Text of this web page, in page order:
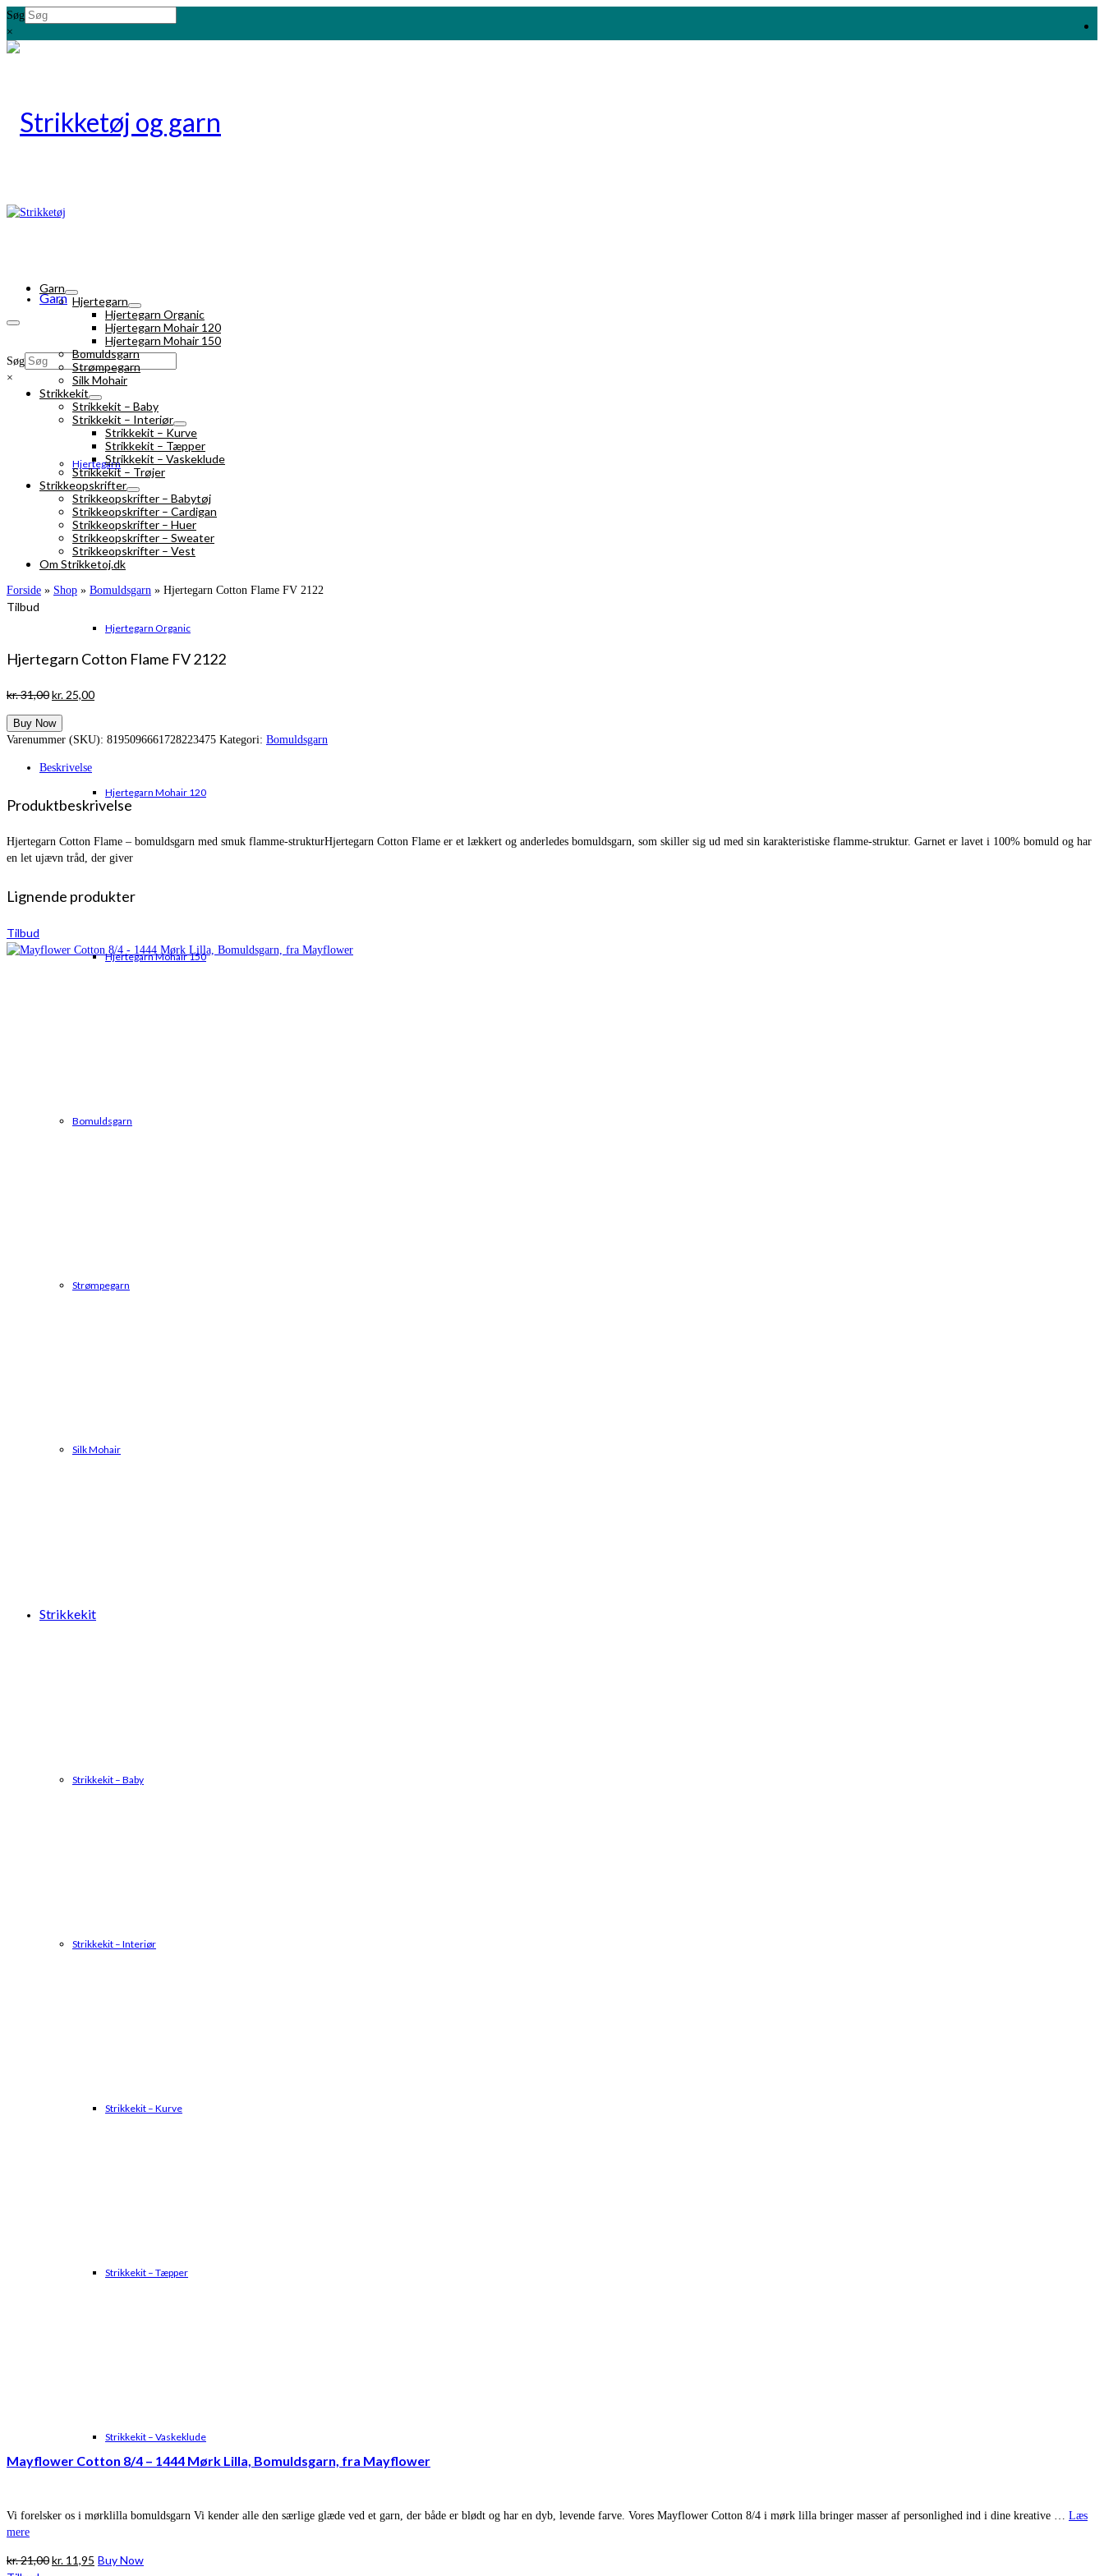
Søg
×
Garn
Hjertegarn
Hjertegarn Organic
Hjertegarn Mohair 120
Hjertegarn Mohair 150
Bomuldsgarn
Strømpegarn
Silk Mohair
Strikkekit
Strikkekit – Baby
Strikkekit – Interiør
Strikkekit – Kurve
Strikkekit – Tæpper
Strikkekit – Vaskeklude
Søg
×
Garn
Hjertegarn
Hjertegarn Organic
Hjertegarn Mohair 120
Hjertegarn Mohair 150
Bomuldsgarn
Strømpegarn
Silk Mohair
Strikkekit
Strikkekit – Baby
Strikkekit – Interiør
Strikkekit – Kurve
Strikkekit – Tæpper
Strikkekit – Vaskeklude
Strikkekit – Trøjer
Strikkeopskrifter
Strikkeopskrifter – Babytøj
Strikkeopskrifter – Cardigan
Strikkeopskrifter – Huer
Strikkeopskrifter – Sweater
Strikkeopskrifter – Vest
Om Strikketoj.dk
Forside » Shop » Bomuldsgarn » Hjertegarn Cotton Flame FV 2122
Tilbud
Hjertegarn Cotton Flame FV 2122
kr.31,00Den
pris
var:
kr. 25,00Den
er:
Buy Now
Varenummer (SKU): 8195096661728223475 Kategori: Bomuldsgarn
Beskrivelse
Produktbeskrivelse
Hjertegarn Cotton Flame – bomuldsgarn med smuk flamme-strukturHjertegarn Cotton Flame er et lækkert og anderledes bomuldsgarn, som skiller sig ud med sin karakteristiske flamme-struktur. Garnet er lavet i 100% bomuld og har
en let ujævn tråd, der giver
Lignende produkter
Tilbud
Mayflower Cotton 8/4 – 1444 Mørk Lilla, Bomuldsgarn, fra Mayflower
Vi forelsker os i mørklilla bomuldsgarn Vi kender alle den særlige glæde ved et garn, der både er blødt og har en dyb, levende farve. Vores Mayflower Cotton 8/4 i mørk lilla bringer masser af personlighed ind i dine kreative … Læs
mere
kr.21,00Den
kr. 11,95 Den
Buy Now